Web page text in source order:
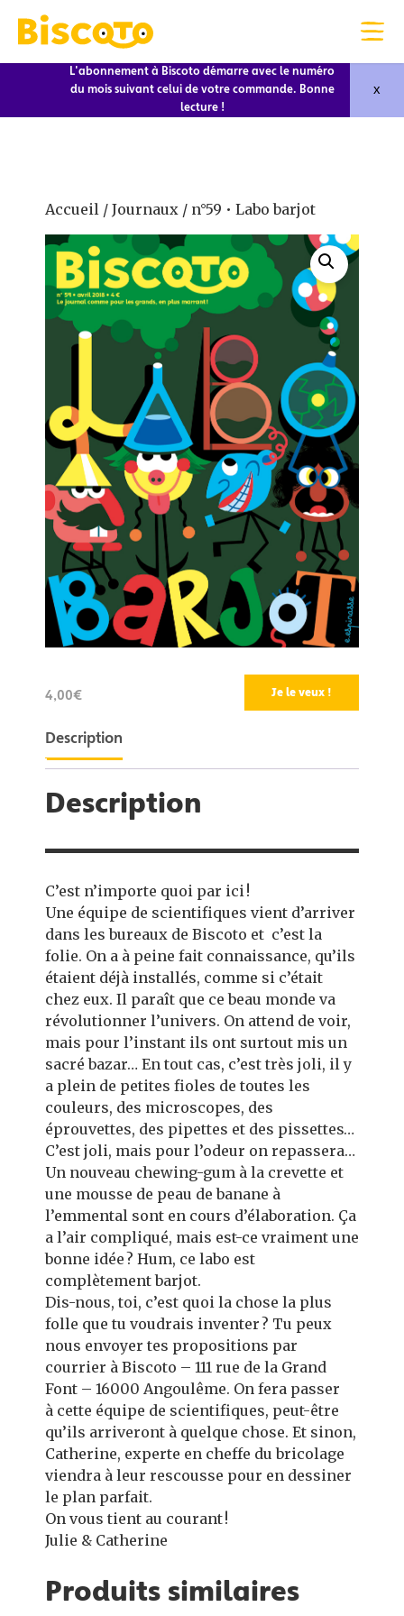
L'abonnement à Biscoto démarre avec le numéro
du mois suivant celui de votre commande. Bonne
lecture !
x
Accueil / Journaux / n°59 • Labo barjot
4,00€ Je le veux !
Description
Description
C’est n’importe quoi par ici !
Une équipe de scientifiques vient d’arriver
dans les bureaux de Biscoto et c’est la
folie. On a à peine fait connaissance, qu’ils
étaient déjà installés, comme si c’était
chez eux. Il paraît que ce beau monde va
révolutionner l’univers. On attend de voir,
mais pour l’instant ils ont surtout mis un
sacré bazar… En tout cas, c’est très joli, il y
a plein de petites fioles de toutes les
couleurs, des microscopes, des
éprouvettes, des pipettes et des pissettes…
C’est joli, mais pour l’odeur on repassera…
Un nouveau chewing-gum à la crevette et
une mousse de peau de banane à
l’emmental sont en cours d’élaboration. Ça
a l’air compliqué, mais est-ce vraiment une
bonne idée ? Hum, ce labo est
complètement barjot.
Dis-nous, toi, c’est quoi la chose la plus
folle que tu voudrais inventer ? Tu peux
nous envoyer tes propositions par
courrier à Biscoto – 111 rue de la Grand
Font – 16000 Angoulême. On fera passer
à cette équipe de scientifiques, peut-être
qu’ils arriveront à quelque chose. Et sinon,
Catherine, experte en cheffe du bricolage
viendra à leur rescousse pour en dessiner
le plan parfait.
On vous tient au courant !
Julie & Catherine
Produits similaires